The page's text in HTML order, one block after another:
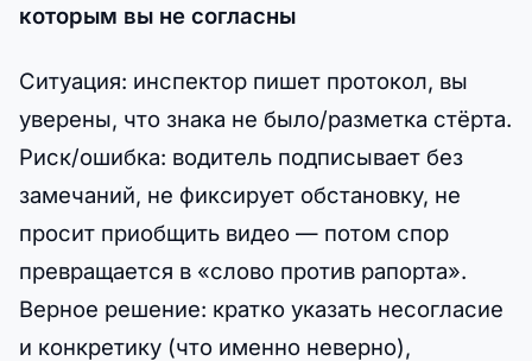
которым вы не согласны
Ситуация: инспектор пишет протокол, вы
уверены, что знака не было/разметка стёрта.
Риск/ошибка: водитель подписывает без
замечаний, не фиксирует обстановку, не
просит приобщить видео — потом спор
превращается в «слово против рапорта».
Верное решение: кратко указать несогласие
и конкретику (что именно неверно),